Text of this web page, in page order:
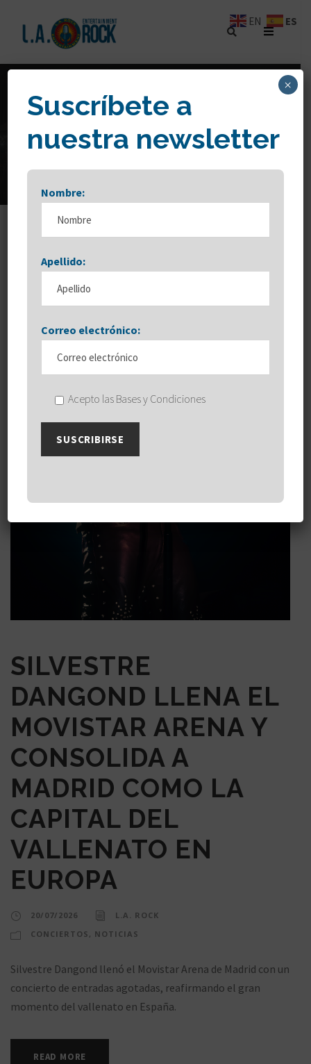
BY
SILVESTRE
DANGOND LLENA EL
MOVISTAR ARENA Y
CONSOLIDA A
MADRID COMO LA
CAPITAL DEL
VALLENATO EN
EUROPA
20/07/2026
L.A. ROCK
CONCIERTOS , NOTICIAS
Silvestre Dangond llenó el Movistar Arena de Madrid con un
concierto de entradas agotadas, reafirmando el gran
momento del vallenato en España.
READ MORE
EN ES
Suscríbete a
nuestra newsletter
Nombre:
Apellido:
Correo electrónico:
Acepto las Bases y Condiciones
×